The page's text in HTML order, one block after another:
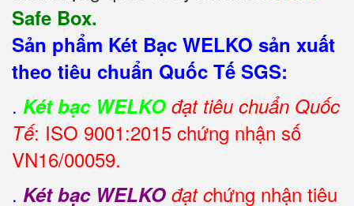
Safe Box.
Sản phẩm Két Bạc WELKO sản xuất
theo tiêu chuẩn Quốc Tế SGS:
. Két bạc WELKO đạt tiêu chuẩn Quốc
Tế: ISO 9001:2015 chứng nhận số
VN16/00059.
. Két bạc WELKO đạt chứng nhận tiêu